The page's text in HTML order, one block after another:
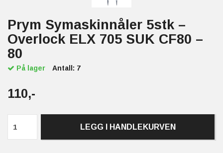
Prym Symaskinnåler 5stk –
Overlock ELX 705 SUK CF80 –
80
På lager Antall: 7
110,-
LEGG I HANDLEKURVEN